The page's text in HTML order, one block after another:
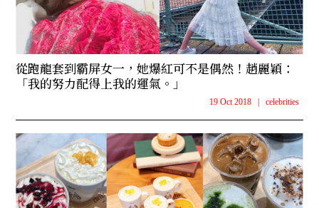
從跑龍套到霸屏女一，她爆紅可不是偶然！趙麗穎：
「我的努力配得上我的運氣。」
19 Oct 2018 celebrities